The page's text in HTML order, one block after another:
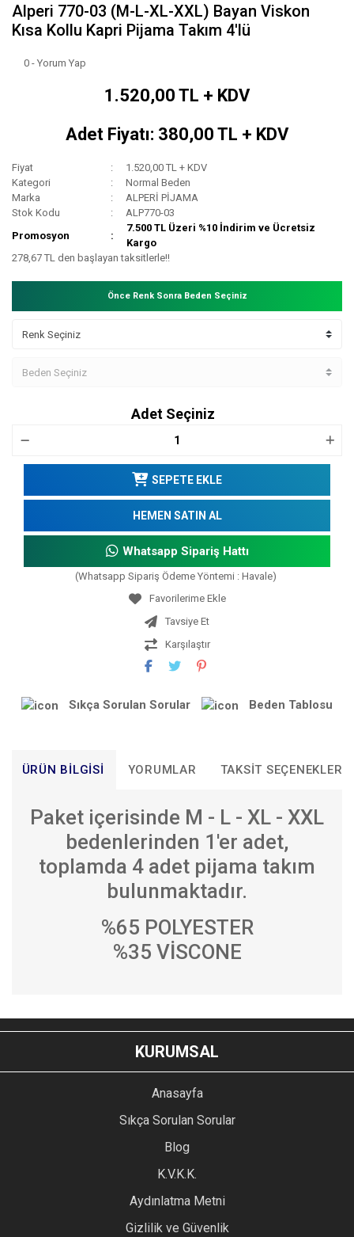
Alperi 770-03 (M-L-XL-XXL) Bayan Viskon
Kısa Kollu Kapri Pijama Takım 4'lü
0 - Yorum Yap
1.520,00 TL + KDV
Adet Fiyatı: 380,00 TL + KDV
Fiyat
1.520,00 TL + KDV
Kategori
Normal Beden
Marka
ALPERİ PİJAMA
Stok Kodu
ALP770-03
Promosyon
7.500 TL Üzeri %10 İndirim ve Ücretsiz
Kargo
278,67 TL den başlayan taksitlerle!!
Önce Renk Sonra Beden Seçiniz
Adet Seçiniz
SEPETE EKLE
HEMEN SATIN AL
Whatsapp Sipariş Hattı
(Whatsapp Sipariş Ödeme Yöntemi : Havale)
Tavsiye Et
Karşılaştır
Sıkça Sorulan Sorular Beden Tablosu
ÜRÜN BILGISI YORUMLAR TAKSIT SEÇENEKLERI
Paket içerisinde M - L - XL - XXL
bedenlerinden 1'er adet,
toplamda 4 adet pijama takım
bulunmaktadır.
%65 POLYESTER
%35 VİSCONE
YORUM YAZ
Bu ürünün fiyat bilgisi, resim, ürün açıklamalarında ve diğer
konularda yetersiz gördüğünüz noktaları öneri formunu
kullanarak tarafımıza iletebilirsiniz.
Ürün resmi kalitesiz, bozuk veya görüntülenemiyor.
Ürün açıklamasında eksik bilgiler bulunuyor.
Ürün bilgilerinde hatalar bulunuyor.
Ürün fiyatı diğer sitelerden daha pahalı.
KURUMSAL
Anasayfa
Sıkça Sorulan Sorular
Blog
K.V.K.K.
Aydınlatma Metni
Gizlilik ve Güvenlik